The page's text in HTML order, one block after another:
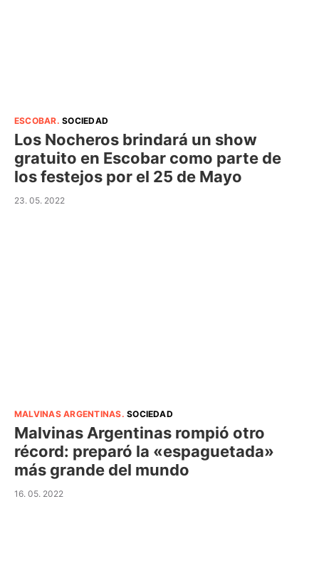
ESCOBAR.SOCIEDAD
Los Nocheros brindará un show
gratuito en Escobar como parte de
los festejos por el 25 de Mayo
23. 05. 2022
MALVINAS ARGENTINAS.SOCIEDAD
Malvinas Argentinas rompió otro
récord: preparó la «espaguetada»
más grande del mundo
16. 05. 2022